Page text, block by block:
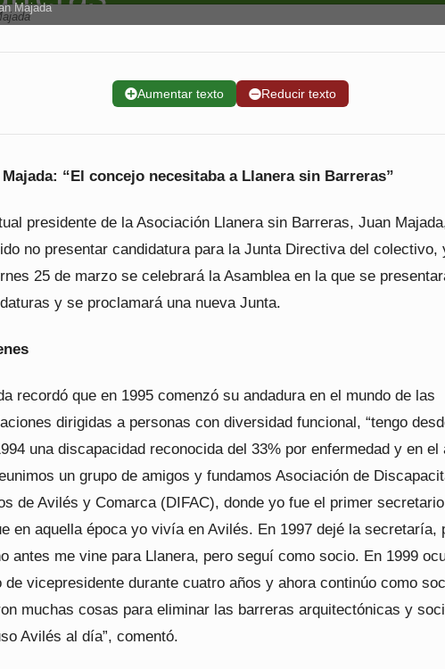
Majada
➕Aumentar texto ➖Reducir texto
“El concejo necesitaba a Llanera sin Barreras”
presidente de la Asociación Llanera sin Barreras, Juan
no presentar candidatura para la Junta Directiva del colectivo,
25 de marzo se celebrará la Asamblea en la que se
y se proclamará una nueva Junta.
recordó que en 1995 comenzó su andadura en el mundo de las
dirigidas a personas con diversidad funcional, “tengo
una discapacidad reconocida del 33% por enfermedad y en el
un grupo de amigos y fundamos Asociación de
de Avilés y Comarca (DIFAC), donde yo fue el primer
en aquella época yo vivía en Avilés. En 1997 dejé la secretaría,
antes me vine para Llanera, pero seguí como socio. En 1999
de vicepresidente durante cuatro años y ahora continúo como
muchas cosas para eliminar las barreras arquitectónicas y
Avilés al día”, comentó.